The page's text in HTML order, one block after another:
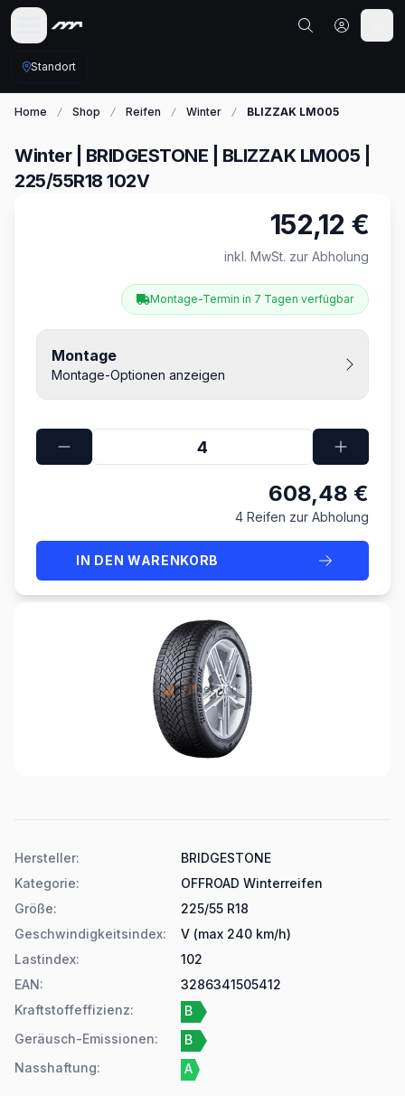
Standort
Home Shop Reifen Winter BLIZZAK LM005
Winter | BRIDGESTONE | BLIZZAK LM005 |
225/55R18 102V
152,12 €
inkl. MwSt. zur Abholung
Montage-Termin in 7 Tagen verfügbar
Montage
Montage-Optionen anzeigen
608,48 €
4 Reifen zur Abholung
IN DEN WARENKORB
Hersteller:
BRIDGESTONE
Kategorie:
OFFROAD Winterreifen
Größe:
225/55 R18
Geschwindigkeitsindex:
V (max 240 km/h)
Lastindex:
102
EAN:
3286341505412
Kraftstoffeffizienz:
B
Geräusch-Emissionen:
B
Nasshaftung: A